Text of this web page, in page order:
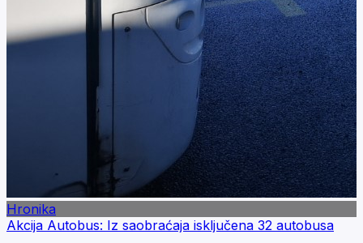
Hronika
Akcija Autobus: Iz saobraćaja isključena 32 autobusa